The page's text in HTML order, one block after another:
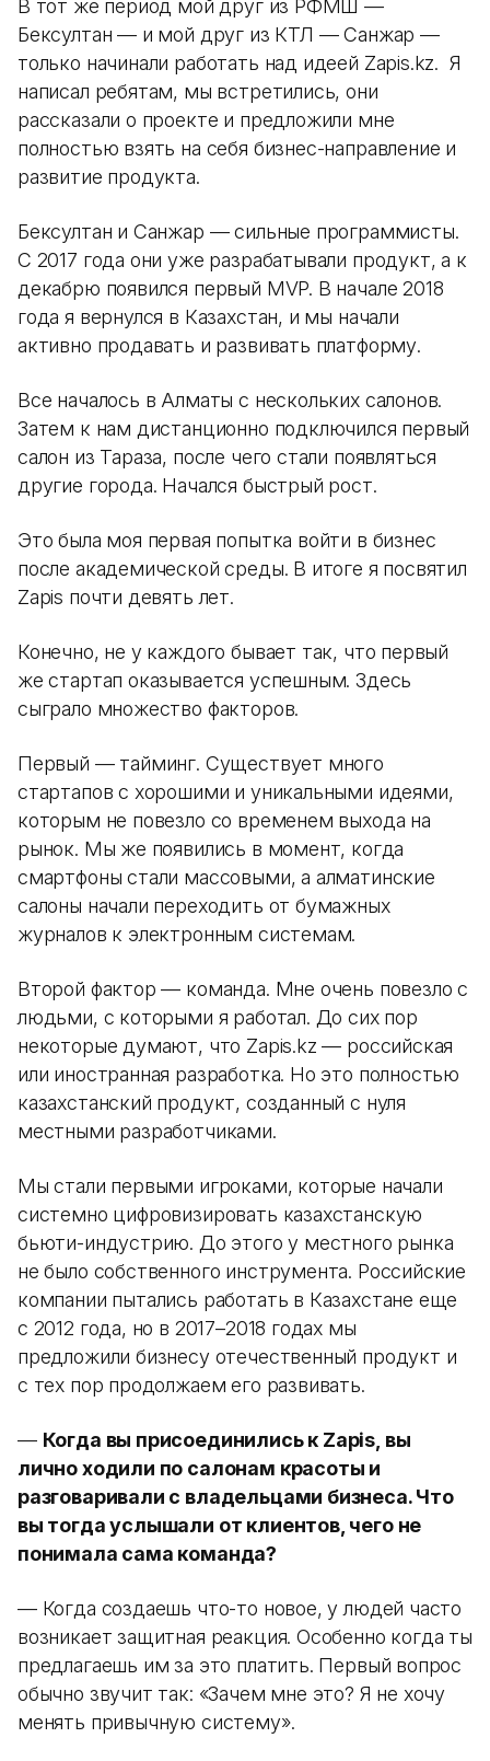
В тот же период мой друг из РФМШ —
Бексултан — и мой друг из КТЛ — Санжар —
только начинали работать над идеей Zapis.kz. Я
написал ребятам, мы встретились, они
рассказали о проекте и предложили мне
полностью взять на себя бизнес-направление и
развитие продукта.
Бексултан и Санжар — сильные программисты.
С 2017 года они уже разрабатывали продукт, а к
декабрю появился первый MVP. В начале 2018
года я вернулся в Казахстан, и мы начали
активно продавать и развивать платформу.
Все началось в Алматы с нескольких салонов.
Затем к нам дистанционно подключился первый
салон из Тараза, после чего стали появляться
другие города. Начался быстрый рост.
Это была моя первая попытка войти в бизнес
после академической среды. В итоге я посвятил
Zapis почти девять лет.
Конечно, не у каждого бывает так, что первый
же стартап оказывается успешным. Здесь
сыграло множество факторов.
Первый — тайминг. Существует много
стартапов с хорошими и уникальными идеями,
которым не повезло со временем выхода на
рынок. Мы же появились в момент, когда
смартфоны стали массовыми, а алматинские
салоны начали переходить от бумажных
журналов к электронным системам.
Второй фактор — команда. Мне очень повезло с
людьми, с которыми я работал. До сих пор
некоторые думают, что Zapis.kz — российская
или иностранная разработка. Но это полностью
казахстанский продукт, созданный с нуля
местными разработчиками.
Мы стали первыми игроками, которые начали
системно цифровизировать казахстанскую
бьюти-индустрию. До этого у местного рынка
не было собственного инструмента. Российские
компании пытались работать в Казахстане еще
с 2012 года, но в 2017–2018 годах мы
предложили бизнесу отечественный продукт и
с тех пор продолжаем его развивать.
— Когда вы присоединились к Zapis, вы
лично ходили по салонам красоты и
разговаривали с владельцами бизнеса. Что
вы тогда услышали от клиентов, чего не
понимала сама команда?
— Когда создаешь что-то новое, у людей часто
возникает защитная реакция. Особенно когда ты
предлагаешь им за это платить. Первый вопрос
обычно звучит так: «Зачем мне это? Я не хочу
менять привычную систему».